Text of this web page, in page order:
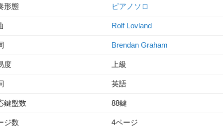
形態 ピアノソロ
Rolf Lovland
Brendan Graham
度 上級
英語
鍵盤数 88鍵
ジ数 4ページ